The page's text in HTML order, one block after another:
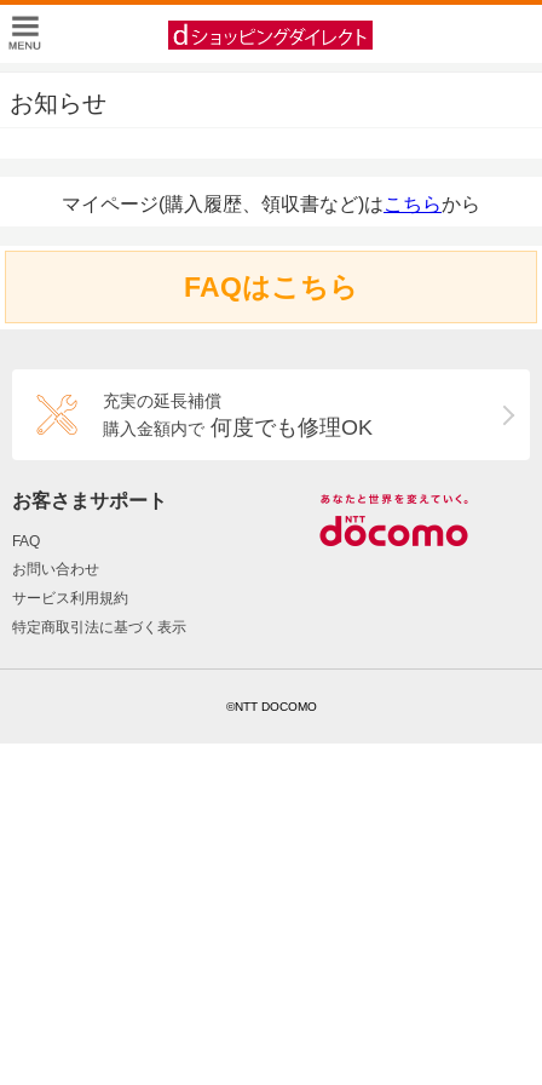
お知らせ
マイページ(購入履歴、領収書など)はこちらから
FAQはこちら
充実の延長補償
購入金額内で 何度でも修理OK
お客さまサポート
FAQ
お問い合わせ
サービス利用規約
特定商取引法に基づく表示
©NTT DOCOMO